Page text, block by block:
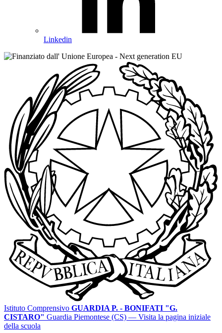
Linkedin
Istituto Comprensivo GUARDIA P. - BONIFATI "G.
CISTARO" Guardia Piemontese (CS) — Visita la pagina iniziale
della scuola